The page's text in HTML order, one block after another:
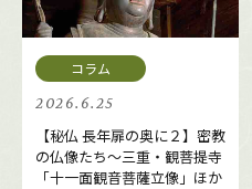
2026.6.25
【秘仏 長年扉の奥に２】密教
の仏像たち～三重・観菩提寺
「十一面観音菩薩立像」ほか